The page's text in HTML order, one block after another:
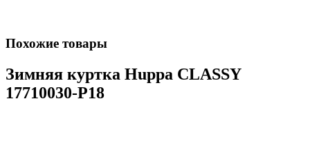
Похожие товары
Зимняя куртка Huppa CLASSY
17710030-P18